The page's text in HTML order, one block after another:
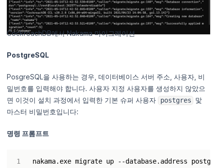
CockroachDB에서 Nakama 마이그레이션
PostgreSQL
PosgreSQL을 사용하는 경우, 데이터베이스 서버 주소, 사용자, 비
밀번호를 입력해야 합니다. 사용자 지정 사용자를 생성하지 않았으
면 이것이 설치 과정에서 입력한 기본 슈퍼 사용자
postgres
맟
마스터 비밀번호입니다:
명령 프롬프트